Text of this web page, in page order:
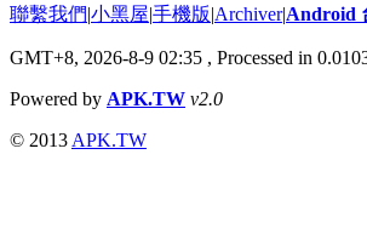
聯繫我們|小黑屋|手機版|Archiver|Android
GMT+8, 2026-8-9 02:35 , Processed in
Powered by APK.TW v2.0
© 2013 APK.TW